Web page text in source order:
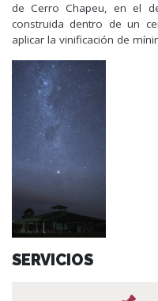
de Cerro Chapeu, en el
construida dentro de un
aplicar la vinificación de
SERVICIOS